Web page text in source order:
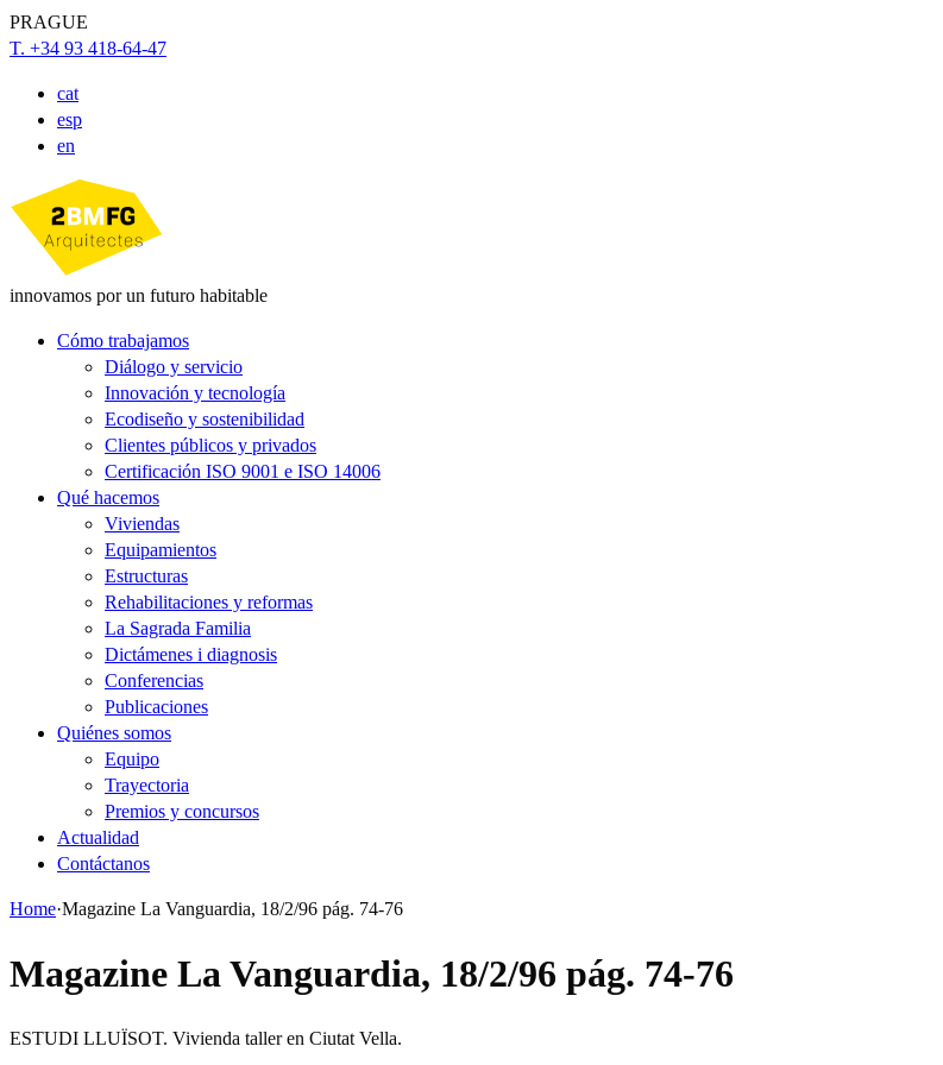
PRAGUE
T. +34 93 418-64-47
cat
esp
en
innovamos por un futuro habitable
Cómo trabajamos
Diálogo y servicio
Innovación y tecnología
Ecodiseño y sostenibilidad
Clientes públicos y privados
Certificación ISO 9001 e ISO 14006
Qué hacemos
Viviendas
Equipamientos
Estructuras
Rehabilitaciones y reformas
La Sagrada Familia
Dictámenes i diagnosis
Conferencias
Publicaciones
Quiénes somos
Equipo
Trayectoria
Premios y concursos
Actualidad
Contáctanos
Home·Magazine La Vanguardia, 18/2/96 pág. 74-76
Magazine La Vanguardia, 18/2/96 pág. 74-76
ESTUDI LLUÏSOT. Vivienda taller en Ciutat Vella.